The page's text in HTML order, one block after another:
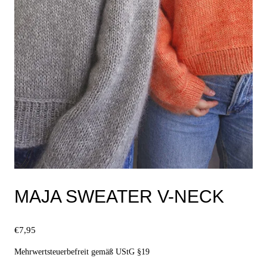
MAJA SWEATER V-NECK
€7,95
Mehrwertsteuerbefreit gemäß UStG §19